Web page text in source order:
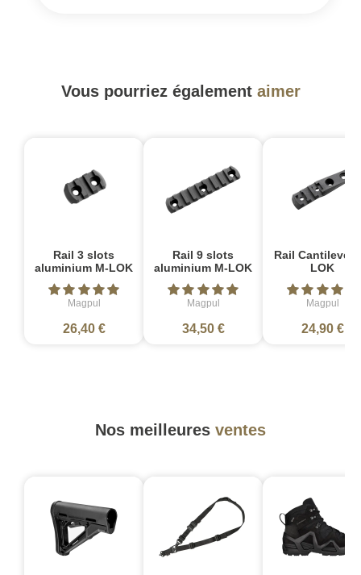
Vous pourriez également aimer
Rail 3 slots
aluminium M-LOK
Magpul
26,40 €
Rail 9 slots
aluminium M-LOK
Magpul
34,50 €
Rail Cantilever
LOK
Magpul
24,90 €
Nos meilleures ventes